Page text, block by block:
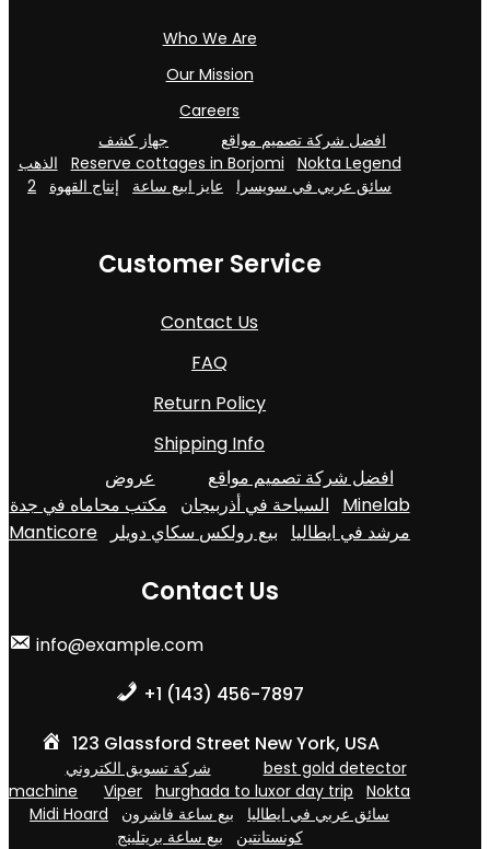
Who We Are
Our Mission
Careers
افضل شركة تصميم مواقع
جهاز كشف
الذهب
Reserve cottages in Borjomi
Nokta Legend
2
سائق عربي في سويسرا عايز ابيع ساعة إنتاج القهوة
Customer Service
Contact Us
FAQ
Return Policy
Shipping Info
افضل شركة تصميم مواقع
عروض
السياحة في أذربيجان
مكتب محاماه في جدة
Minelab
Manticore
مرشد في ايطاليا بيع رولكس سكاي دويلر
Contact Us
info@example.com
+1 (143) 456-7897
123 Glassford Street New York, USA
شركة تسويق الكتروني
best gold detector
machine
Viper hurghada to luxor day trip
Nokta
Midi Hoard
سائق عربي في ايطاليا
بيع ساعة فاشرون
كونستانتين
بيع ساعة بريتلينج